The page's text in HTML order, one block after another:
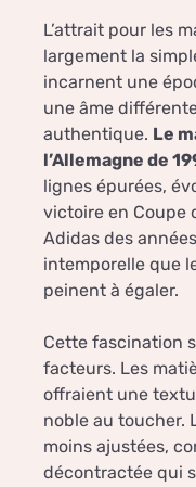
L’attrait pour les
largement la
incarnent une
une âme
authentique. Le
l’Allemagne de
lignes épurées,
victoire en Coupe
Adidas des
intemporelle que
peinent à égaler.
Cette fascination
facteurs. Les
offraient une
noble au toucher.
moins ajustées,
décontractée qui